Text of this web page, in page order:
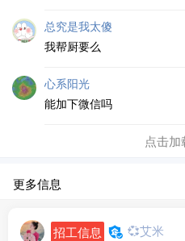
总究是我太傻
我帮厨要么
心系阳光
能加下微信吗
点击加
更多信息
招工信息 💞艾米